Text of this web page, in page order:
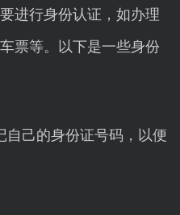
进行身份认证，如办理
票等。以下是一些身份
自己的身份证号码，以便